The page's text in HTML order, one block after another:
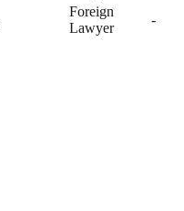
Foreign
Lawyer
-